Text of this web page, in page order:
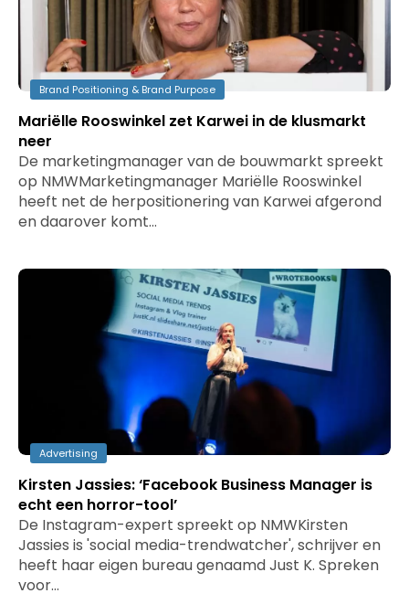
Brand Positioning & Brand Purpose
Mariëlle Rooswinkel zet Karwei in de klusmarkt
neer
De marketingmanager van de bouwmarkt spreekt
op NMWMarketingmanager Mariëlle Rooswinkel
heeft net de herpositionering van Karwei afgerond
en daarover komt…
Advertising
Kirsten Jassies: ‘Facebook Business Manager is
echt een horror-tool’
De Instagram-expert spreekt op NMWKirsten
Jassies is 'social media-trendwatcher', schrijver en
heeft haar eigen bureau genaamd Just K. Spreken
voor…